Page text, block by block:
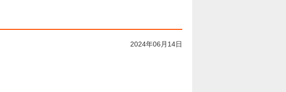
2024年06月14日